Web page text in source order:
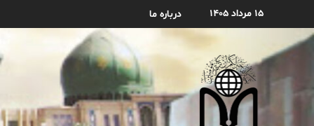
۱۵ مرداد ۱۴۰۵ درباره ما